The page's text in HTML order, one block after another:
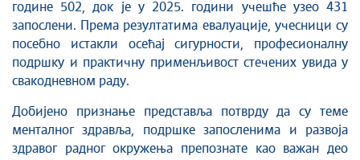
године 502, док је у 2025. години учешће узео 431
запослени. Према резултатима евалуације, учесници су
посебно истакли осећај сигурности, професионалну
подршку и практичну применљивост стечених увида у
свакодневном раду.
Добијено признање представља потврду да су теме
менталног здравља, подршке запосленима и развоја
здравог радног окружења препознате као важан део